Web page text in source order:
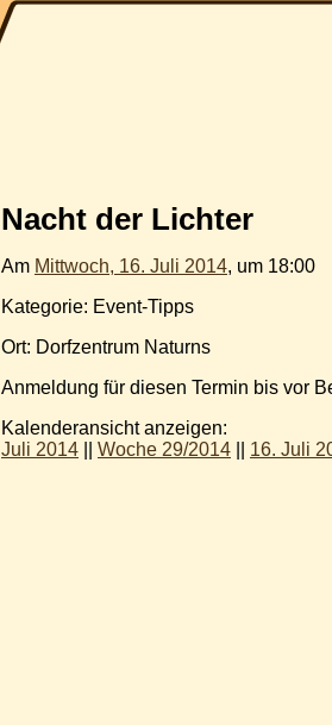
Nacht der Lichter
Am Mittwoch, 16. Juli 2014, um 18:00
Kategorie: Event-Tipps
Ort: Dorfzentrum Naturns
Anmeldung für diesen Termin bis vor
Kalenderansicht anzeigen:
Juli 2014
Woche 29/2014 16. Juli